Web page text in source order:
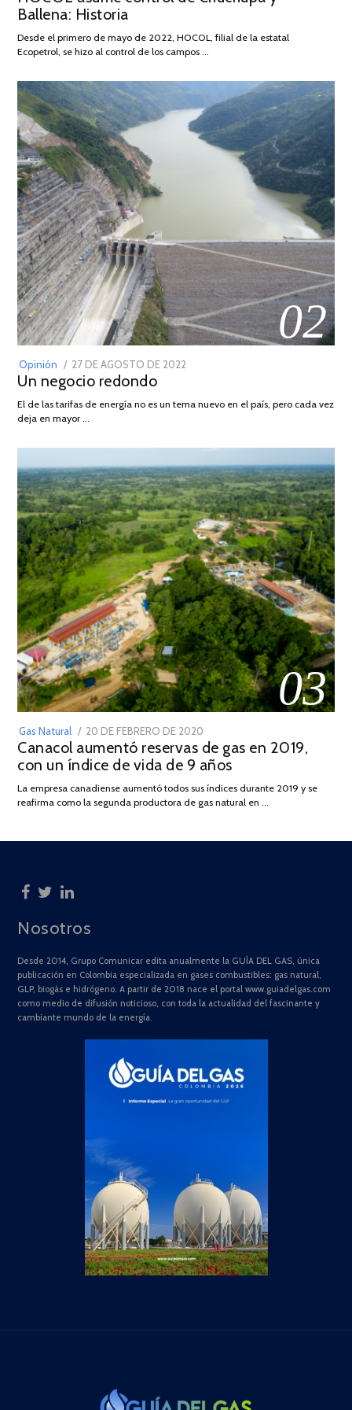
2026
Ballena: Historia
Desde el primero de mayo de 2022, HOCOL, filial de la estatal
Ecopetrol, se hizo al control de los campos …
02
Opinión
POSTED
ON
27 DE AGOSTO DE 2022
DE
Un negocio redondo
El de las tarifas de energía no es un tema nuevo en el país, pero cada vez
deja en mayor …
03
Gas Natural
POSTED
ON
20 DE FEBRERO DE 2020
DE
JULIO
2025
Canacol aumentó reservas de gas en 2019,
con un índice de vida de 9 años
La empresa canadiense aumentó todos sus índices durante 2019 y se
reafirma como la segunda productora de gas natural en …
Nosotros
Desde 2014, Grupo Comunicar edita anualmente la GUÍA DEL GAS, única
publicación en Colombia especializada en gases combustibles: gas natural,
GLP, biogás e hidrógeno. A partir de 2018 nace el portal www.guiadelgas.com
como medio de difusión noticioso, con toda la actualidad del fascinante y
cambiante mundo de la energía.